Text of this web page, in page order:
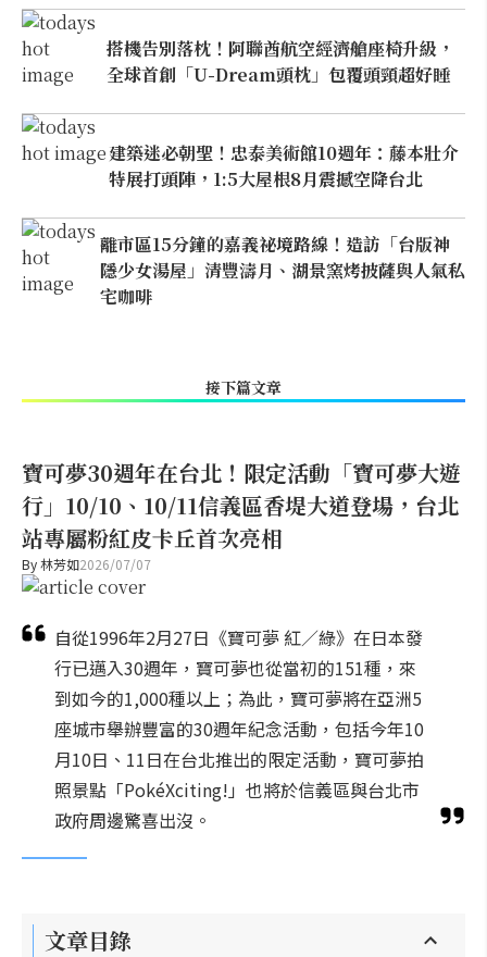
搭機告別落枕！阿聯酋航空經濟艙座椅升級，
全球首創「U-Dream頭枕」包覆頭頸超好睡
建築迷必朝聖！忠泰美術館10週年：藤本壯介
特展打頭陣，1:5大屋根8月震撼空降台北
離市區15分鐘的嘉義祕境路線！造訪「台版神
隱少女湯屋」清豐濤月、湖景窯烤披薩與人氣私
宅咖啡
接下篇文章
寶可夢30週年在台北！限定活動「寶可夢大遊
行」10/10、10/11信義區香堤大道登場，台北
站專屬粉紅皮卡丘首次亮相
By林芳如2026/07/07
自從1996年2月27日《寶可夢 紅／綠》在日本發
行已邁入30週年，寶可夢也從當初的151種，來
到如今的1,000種以上；為此，寶可夢將在亞洲5
座城市舉辦豐富的30週年紀念活動，包括今年10
月10日、11日在台北推出的限定活動，寶可夢拍
照景點「PokéXciting!」也將於信義區與台北市
政府周邊驚喜出沒。
文章目錄